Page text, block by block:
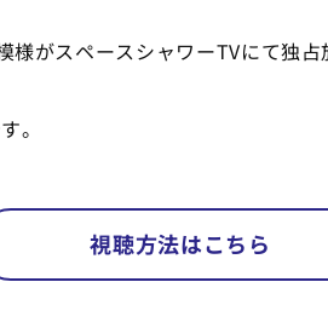
がスペースシャワーTVにて独占
。
視聴方法はこちら